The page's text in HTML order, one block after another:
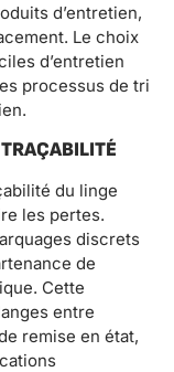
d’entretien,
Le choix
d’entretien
processus de tri
du linge
les pertes.
discrets
de
Cette
entre
remise en état,